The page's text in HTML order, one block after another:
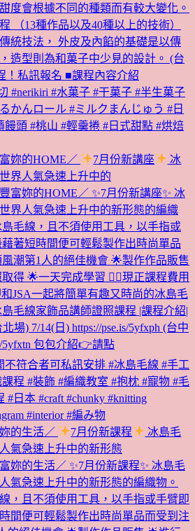
妳的HOME／ 7月份新講座
冰
界人氣急速上升中的
的生活／ 7月份新課程
冰島毛
氣急速上升中的新形態